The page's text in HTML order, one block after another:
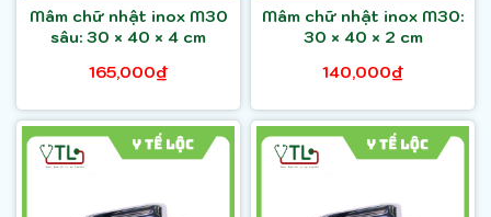
Mâm chữ nhật inox M30
sâu: 30 × 40 × 4 cm
165,000₫
Mâm chữ nhật inox M30:
30 × 40 × 2 cm
140,000₫